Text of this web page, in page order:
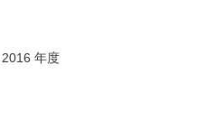
年度